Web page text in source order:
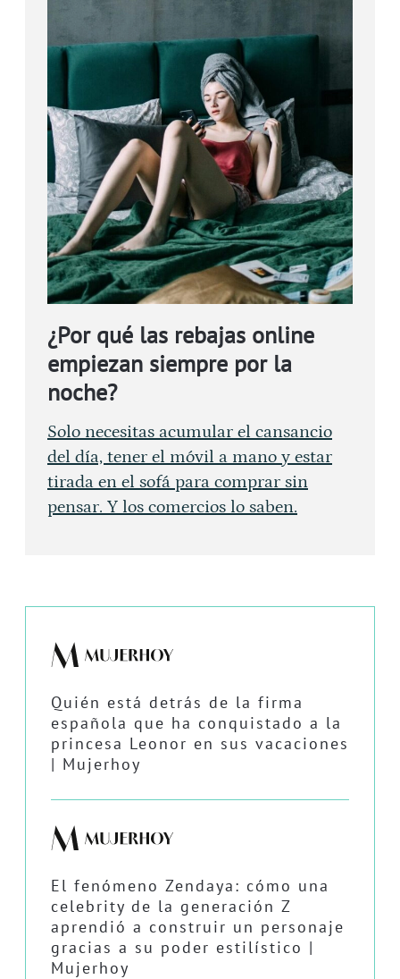
¿Por qué las rebajas online
empiezan siempre por la
noche?
Solo necesitas acumular el cansancio
del día, tener el móvil a mano y estar
tirada en el sofá para comprar sin
pensar. Y los comercios lo saben.
Quién está detrás de la firma
española que ha conquistado a la
princesa Leonor en sus vacaciones
| Mujerhoy
El fenómeno Zendaya: cómo una
celebrity de la generación Z
aprendió a construir un personaje
gracias a su poder estilístico |
Mujerhoy